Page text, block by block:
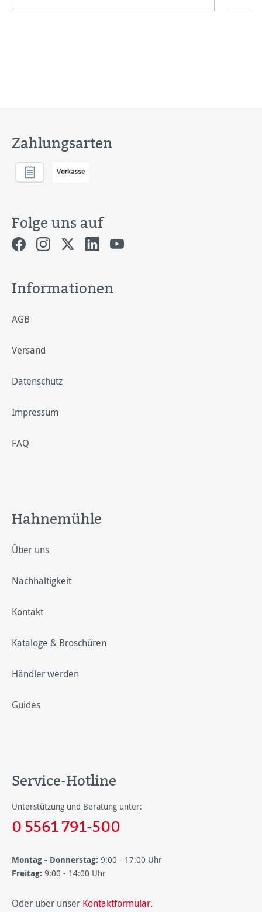
Zahlungsarten
Folge uns auf
Informationen
AGB
Versand
Datenschutz
Impressum
FAQ
Hahnemühle
Über uns
Nachhaltigkeit
Kontakt
Kataloge & Broschüren
Händler werden
Guides
Service-Hotline
Unterstützung und Beratung unter:
0 5561 791-500
Montag - Donnerstag: 9:00 - 17:00 Uhr
Freitag: 9:00 - 14:00 Uhr
Oder über unser Kontaktformular.